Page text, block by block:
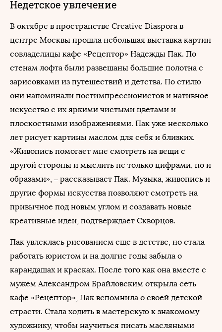
Недетское увлечение
В октябре в пространстве Creative Diaspora в
центре Москвы прошла небольшая выставка картин
совладелицы кафе «Рецептор» Надежды Пак. По
стенам лофта были развешаны большие полотна с
зарисовками из путешествий и детства. По стилю
они напоминали постимпрессионистов и нативное
искусство с их яркими чистыми цветами и
плоскостными изображениями. Пак уже несколько
лет рисует картины маслом для себя и близких.
«Живопись помогает мне смотреть на вещи с
другой стороны и мыслить не только цифрами, но и
образами», – рассказывает Пак. Музыка, живопись и
другие формы искусства позволяют смотреть на
привычное под новым углом и создавать новые
креативные идеи, подтверждает Скворцов.
Пак увлеклась рисованием еще в детстве, но стала
работать юристом и на долгие годы забыла о
карандашах и красках. После того как она вместе с
мужем Александром Брайловским открыла сеть
кафе «Рецептор», Пак вспомнила о своей детской
страсти. Стала ходить в мастерскую к знакомому
художнику, чтобы научиться писать масляными